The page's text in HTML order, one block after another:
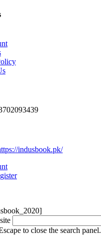
indusbook.pk/
to close the search panel.